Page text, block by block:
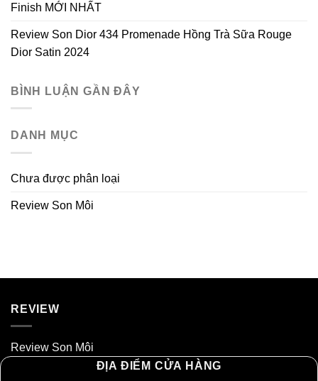
Finish MỚI NHẤT
Review Son Dior 434 Promenade Hồng Trà Sữa Rouge
Dior Satin 2024
BÌNH LUẬN GẦN ĐÂY
DANH MỤC
Chưa được phân loại
Review Son Môi
REVIEW
Review Son Môi
ĐỊA ĐIỂM CỬA HÀNG